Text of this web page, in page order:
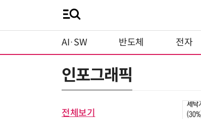
AI·SW 반도체 전자
인포그래픽
전체보기